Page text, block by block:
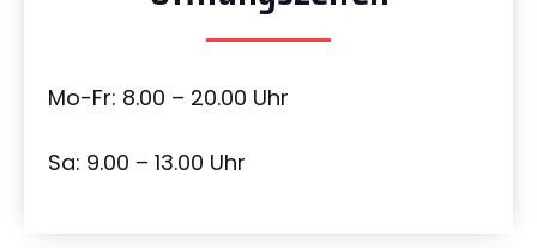
Mo-Fr: 8.00 – 20.00 Uhr
Sa: 9.00 – 13.00 Uhr